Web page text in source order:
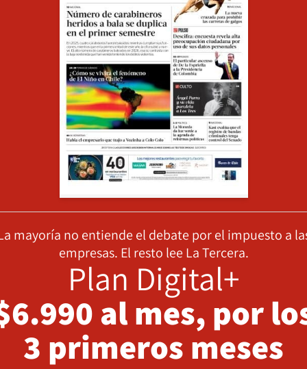
mayoría no entiende el debate por el impuesto a
empresas. El resto lee La Tercera.
Plan Digital+
al mes, por
3 primeros meses